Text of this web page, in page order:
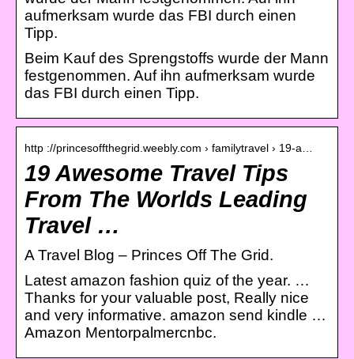
aufmerksam wurde das FBI durch einen
Tipp.
Beim Kauf des Sprengstoffs wurde der Mann
festgenommen. Auf ihn aufmerksam wurde
das FBI durch einen Tipp.
http ://princesoffthegrid.weebly.com › familytravel › 19-a…
19 Awesome Travel Tips
From The Worlds Leading
Travel …
A Travel Blog – Princes Off The Grid.
Latest amazon fashion quiz of the year. …
Thanks for your valuable post, Really nice
and very informative. amazon send kindle …
Amazon Mentorpalmercnbc.